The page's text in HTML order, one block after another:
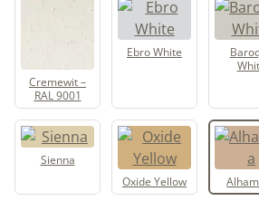
Cremewit –
RAL 9001
Ebro White
Sienna
Oxide Yellow